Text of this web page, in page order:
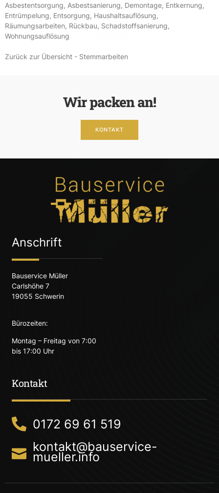
Asbestentsorgung, Asbestsanierung, Demontage, Entkernung,
Entrümpelung, Entsorgung, Haushaltsauflösung,
Räumungsarbeiten, Rückbau, Schadstoffsanierung,
Wohnungsauflösung
Zurück zur Übersicht - Stemmarbeiten
Wir packen an!
KONTAKT
Anschrift
Bauservice Müller
Carlshöhe 7
19055 Schwerin
Bürozeiten:
Montag – Freitag von 7:00
bis 17:00 Uhr
Kontakt
0172 69 61 519
kontakt@bauservice-
mueller.info